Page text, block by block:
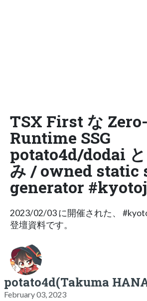
TSX First な Zero-
Runtime SSG
potato4d/dodai
み / owned static
generator
2023/02/03 に開催された、
登壇資料です。
potato4d(Takuma
February 03, 2023